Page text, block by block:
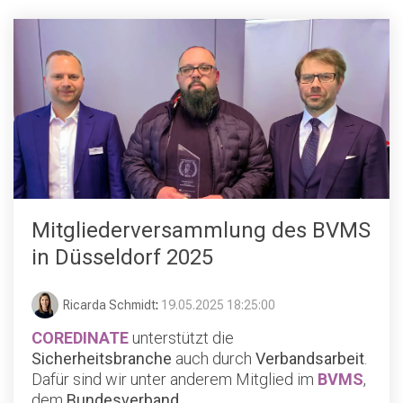
Mitgliederversammlung des BVMS
in Düsseldorf 2025
Ricarda Schmidt: 19.05.2025 18:25:00
COREDINATEunterstützt die
Sicherheitsbranche auch durch Verbandsarbeit
Dafür sind wir unter anderem Mitglied im BVMS,